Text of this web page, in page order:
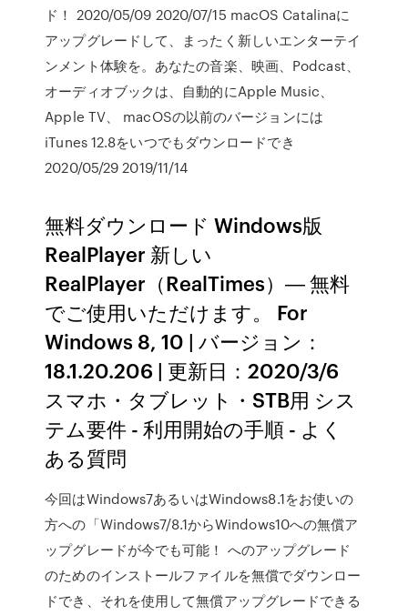
ド！ 2020/05/09 2020/07/15 macOS Catalinaに
アップグレードして、まったく新しいエンターテイ
ンメント体験を。あなたの音楽、映画、Podcast、
オーディオブックは、自動的にApple Music、
Apple TV、 macOSの以前のバージョンには
iTunes 12.8をいつでもダウンロードでき
2020/05/29 2019/11/14
無料ダウンロード Windows版
RealPlayer 新しい
RealPlayer（RealTimes）― 無料
でご使用いただけます。 For
Windows 8, 10 | バージョン：
18.1.20.206 | 更新日：2020/3/6
スマホ・タブレット・STB用 シス
テム要件 - 利用開始の手順 - よく
ある質問
今回はWindows7あるいはWindows8.1をお使いの
方への「Windows7/8.1からWindows10への無償ア
ップグレードが今でも可能！ へのアップグレード
のためのインストールファイルを無償でダウンロー
ドでき、それを使用して無償アップグレードできる